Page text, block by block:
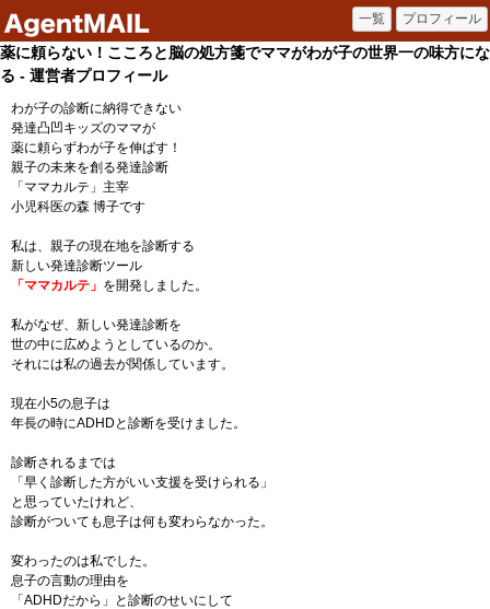
薬に頼らない！こころと脳の処方箋でママがわが子の世界一の味方にな
る - 運営者プロフィール
わが子の診断に納得できない
発達凸凹キッズのママが
薬に頼らずわが子を伸ばす！
親子の未来を創る発達診断
「ママカルテ」主宰
小児科医の森 博子です
私は、親子の現在地を診断する
新しい発達診断ツール
「ママカルテ」 を開発しました。
私がなぜ、新しい発達診断を
世の中に広めようとしているのか。
それには私の過去が関係しています。
現在小5の息子は
年長の時にADHDと診断を受けました。
診断されるまでは
「早く診断した方がいい支援を受けられる」
と思っていたけれど、
診断がついても息子は何も変わらなかった。
変わったのは私でした。
息子の言動の理由を
「ADHDだから」と診断のせいにして